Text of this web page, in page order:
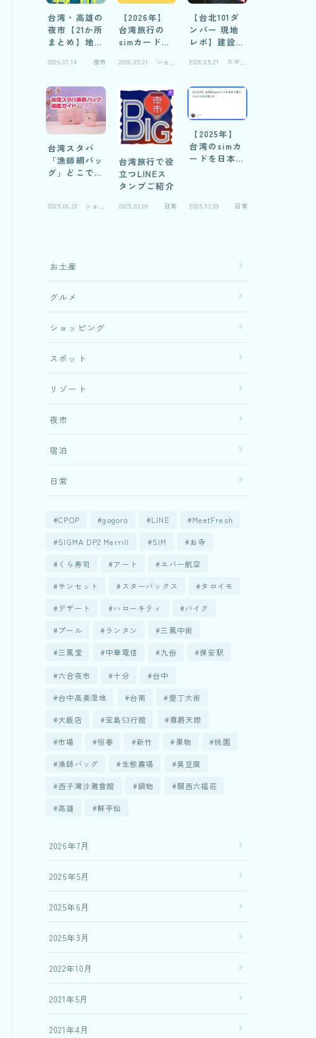
台湾・高雄の
夜市【21か所
まとめ】地元
た！おすすめ
市の実録
2026.07.14 夜市
【2026年】
台湾旅行の
simカードお
ビュー
2026.05.21
ショッ
【台北101ダ
ンパー 現地
レポ】建設中
解説
2026.05.21
スポッ
台湾スタバ
「漁師網バッ
グ」どこで売
2025.06.22
ショッ
台湾旅行で役
立つLINEス
タンプご紹介
2025.03.09 日常
【2025年】
台湾のsimカ
ードを日本で
2025.03.09 日常
お土産
グルメ
ショッピング
スポット
リゾート
夜市
宿泊
日常
CPOP gogoro LINE MeetFresh
SIGMA DP2 Merrill SIM お寺
くら寿司 アート エバー航空
サンセット スターバックス タロイモ
デザート ハローキティ バイク
プール ランタン 三鳳中街
三鳳堂 中華電信 九份 保安駅
六合夜市 十分 台中
台中高美湿地 台南 墾丁大街
大飯店 宝島53行館 尊爵天際
市場 恒春 新竹 果物 桃園
漁師バッグ 生態農場 臭豆腐
西子灣沙灘會館 鍋物 關西六福莊
高雄 鮮芋仙
2026年7月
2026年5月
2025年6月
2025年3月
2022年10月
2021年5月
2021年4月